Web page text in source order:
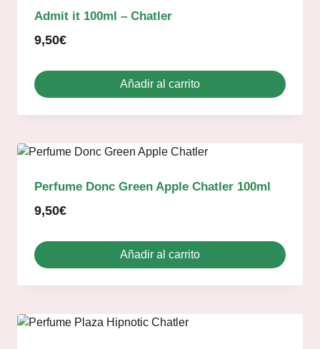
Admit it 100ml – Chatler
9,50€
Añadir al carrito
Perfume Donc Green Apple Chatler 100ml
9,50€
Añadir al carrito